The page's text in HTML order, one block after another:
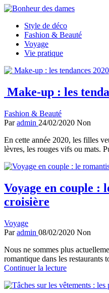
Bonheur des
Style de déco
Fashion & Beauté
Voyage
Vie pratique
Make-up : les
Fashion & Beauté
Paradmin 24/02/2020 Non
En cette année 2020, les filles
lèvres, les rouges vifs ou mats.
Voyage en couple :
croisière
Voyage
Paradmin 08/02/2020 Non
Nous ne sommes plus
romantique dans les
Continuer la lecture